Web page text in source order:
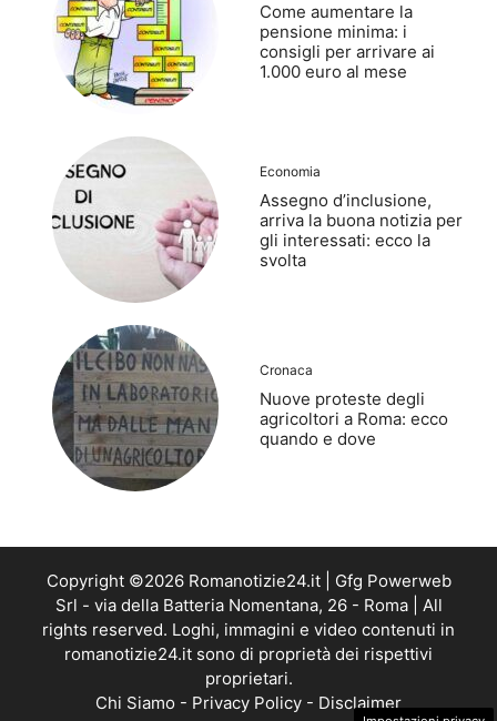
Come aumentare la
pensione minima: i
consigli per arrivare ai
1.000 euro al mese
Economia
Assegno d’inclusione,
arriva la buona notizia per
gli interessati: ecco la
svolta
Cronaca
Nuove proteste degli
agricoltori a Roma: ecco
quando e dove
Copyright ©2026 Romanotizie24.it | Gfg Powerweb
Srl - via della Batteria Nomentana, 26 - Roma | All
rights reserved. Loghi, immagini e video contenuti in
romanotizie24.it sono di proprietà dei rispettivi
proprietari.
Chi Siamo - Privacy Policy - Disclaimer